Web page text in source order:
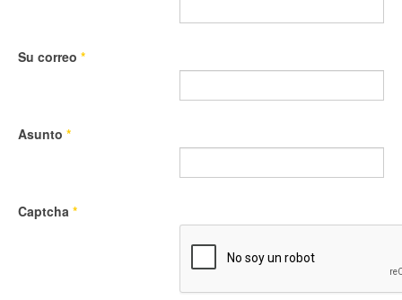
Su correo *
Asunto *
Captcha *